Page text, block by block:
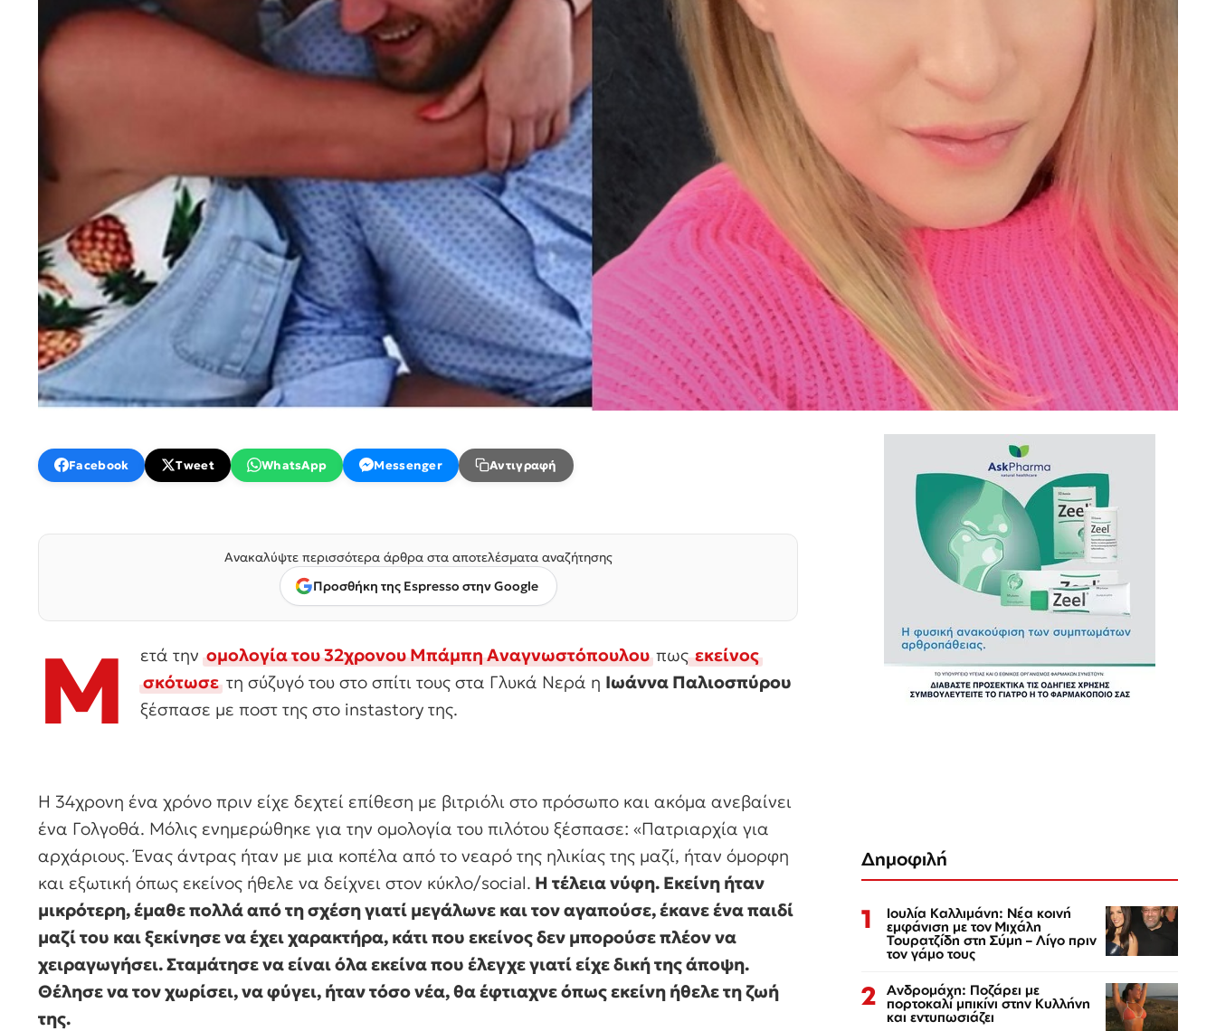
Facebook Tweet WhatsApp Messenger Αντιγραφή
Ανακαλύψτε περισσότερα άρθρα στα αποτελέσματα αναζήτησης
Προσθήκη της Espresso στην Google
Μ ετά τηνομολογία του 32χρονου Μπάμπη Αναγνωστόπουλου πωςεκείνος
σκότωσετη σύζυγό του στο σπίτι τους στα Γλυκά Νερά η Ιωάννα Παλιοσπύρου
ξέσπασε με ποστ της στο instastory της.
Η 34χρονη ένα χρόνο πριν είχε δεχτεί επίθεση με βιτριόλι στο πρόσωπο και ακόμα ανεβαίνει
ένα Γολγοθά. Μόλις ενημερώθηκε για την ομολογία του πιλότου ξέσπασε: «Πατριαρχία για
αρχάριους. Ένας άντρας ήταν με μια κοπέλα από το νεαρό της ηλικίας της μαζί, ήταν όμορφη
και εξωτική όπως εκείνος ήθελε να δείχνει στον κύκλο/social. H τέλεια νύφη. Εκείνη ήταν
μικρότερη, έμαθε πολλά από τη σχέση γιατί μεγάλωνε και τον αγαπούσε, έκανε ένα παιδί
μαζί του και ξεκίνησε να έχει χαρακτήρα, κάτι που εκείνος δεν μπορούσε πλέον να
χειραγωγήσει. Σταμάτησε να είναι όλα εκείνα που έλεγχε γιατί είχε δική της άποψη.
Θέλησε να τον χωρίσει, να φύγει, ήταν τόσο νέα, θα έφτιαχνε όπως εκείνη ήθελε τη ζωή
της.
Δημοφιλή
1 Ιουλία Καλλιμάνη: Νέα κοινή
εμφάνιση με τον Μιχάλη
Τουρατζίδη στη Σύμη – Λίγο πριν
τον γάμο τους
2 Ανδρομάχη: Ποζάρει με
πορτοκαλί μπικίνι στην Κυλλήνη
και εντυπωσιάζει